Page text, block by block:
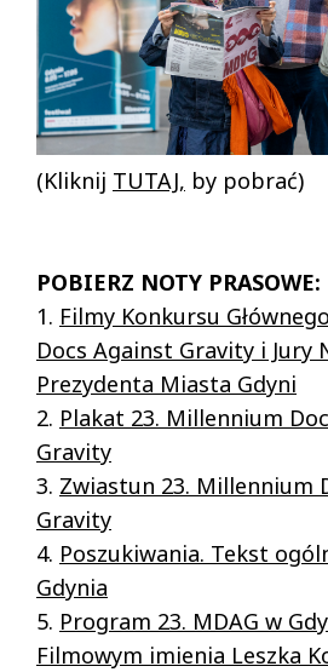
(Kliknij TUTAJ, by pobrać)
POBIERZ NOTY PRASOWE:
1. Filmy Konkursu
Docs Against Gravity i Jury
Prezydenta Miasta Gdyni
2. Plakat 23. Millennium
Gravity
3. Zwiastun 23. Millennium
Gravity
4. Poszukiwania. Tekst
Gdynia
5. Program 23. MDAG w
Filmowym imienia Leszka